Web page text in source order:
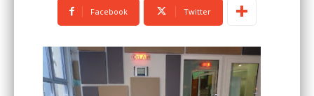
Facebook Twitter